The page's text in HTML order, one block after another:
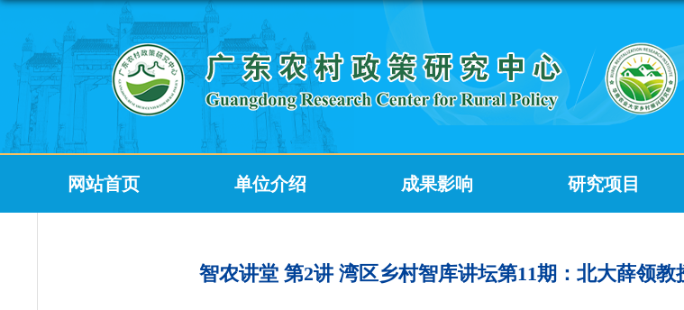
网站首页 单位介绍 成果影响 研究项目
智农讲堂 第2讲 湾区乡村智库讲坛第11期：北大薛领